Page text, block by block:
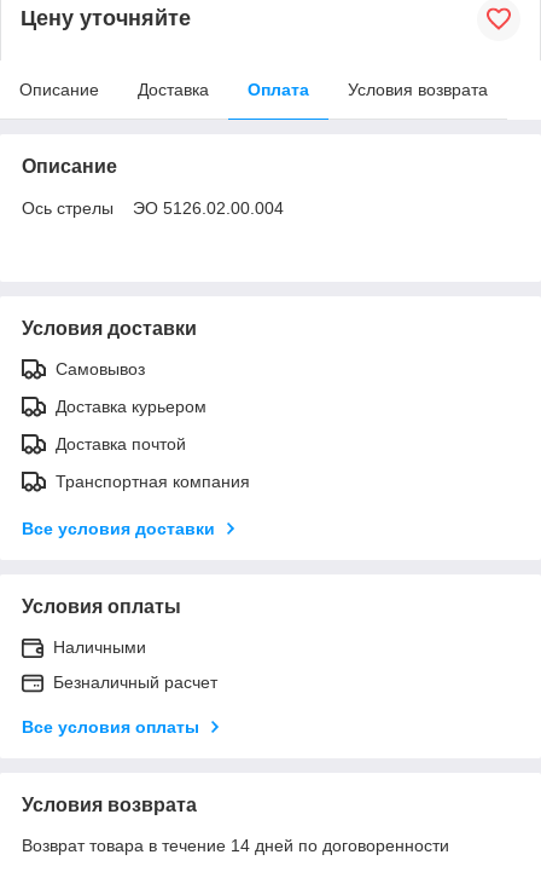
Цену уточняйте
Описание Доставка Оплата Условия возврата
Описание
Ось стрелы ЭО 5126.02.00.004
Условия доставки
Самовывоз
Доставка курьером
Доставка почтой
Транспортная компания
Все условия доставки
Условия оплаты
Наличными
Безналичный расчет
Все условия оплаты
Условия возврата
Возврат товара в течение 14 дней по договоренности